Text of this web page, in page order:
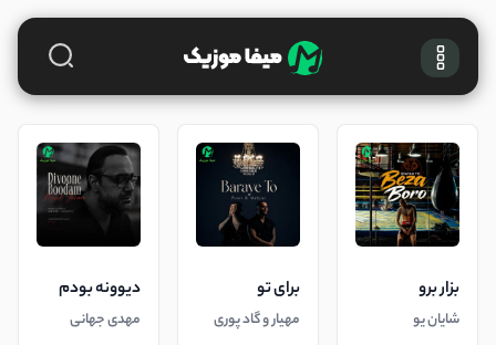
بزار برو
شایان یو
برای تو
مهیار و گاد پوری
دیوونه بودم
مهدی جهانی